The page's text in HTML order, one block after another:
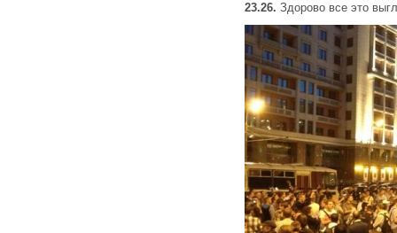
23.26. Здорово все это